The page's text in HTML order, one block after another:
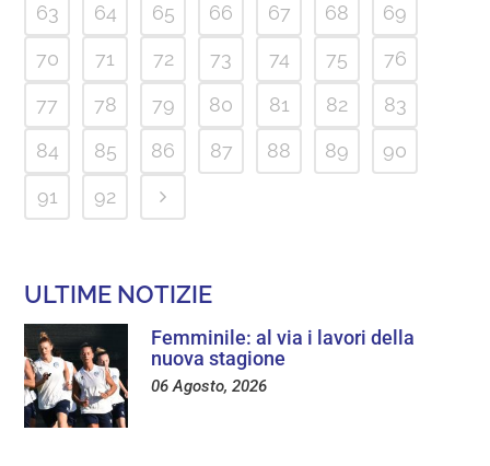
63
64 65 66 67 68
69
70
71 72 73 74 75
76
77
78 79 80 81 82
83
84
85 86 87 88 89
90
91
92
ULTIME NOTIZIE
Femminile: al via i lavori della
nuova stagione
06 Agosto, 2026